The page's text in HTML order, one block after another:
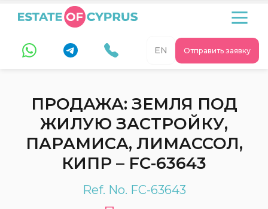
Отправить заявку
EN
ПРОДАЖА: ЗЕМЛЯ ПОД
ЖИЛУЮ ЗАСТРОЙКУ,
ПАРАМИСА, ЛИМАССОЛ,
КИПР – FC-63643
Ref. No. FC-63643